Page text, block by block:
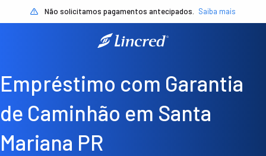
Não solicitamos pagamentos antecipados. Saiba mais
Empréstimo com Garantia
de Caminhão em Santa
Mariana PR